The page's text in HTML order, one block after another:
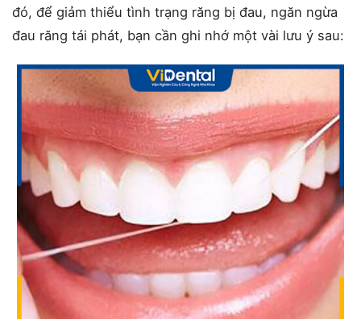
đó, để giảm thiểu tình trạng răng bị đau, ngăn ngừa
đau răng tái phát, bạn cần ghi nhớ một vài lưu ý sau: